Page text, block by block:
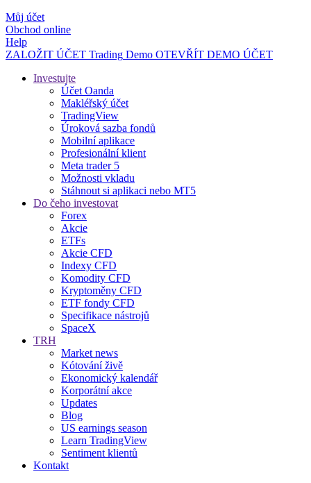
Můj účet
Obchod online
Help
ZALOŽIT ÚČET Trading Demo OTEVŘÍT DEMO ÚČET
Investujte
Účet Oanda
Makléřský účet
TradingView
Úroková sazba fondů
Mobilní aplikace
Profesionální klient
Meta trader 5
Možnosti vkladu
Stáhnout si aplikaci nebo MT5
Do čeho investovat
Forex
Akcie
ETFs
Akcie CFD
Indexy CFD
Komodity CFD
Kryptoměny CFD
ETF fondy CFD
Specifikace nástrojů
SpaceX
TRH
Market news
Kótování živě
Ekonomický kalendář
Korporátní akce
Updates
Blog
US earnings season
Learn TradingView
Sentiment klientů
Kontakt